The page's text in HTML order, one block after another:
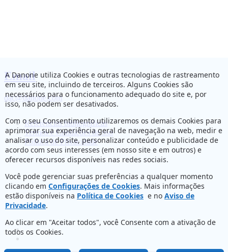
Email
dac@danone.com
Referências bibliográficas
Termos e Condições de uso
Política de Privacidade
A Danone utiliza Cookies e outras tecnologias de rastreamento
em seu site, incluindo de terceiros. Alguns Cookies são
necessários para o funcionamento adequado do site e, por
isso, não podem ser desativados.
Com o seu Consentimento utilizaremos os demais Cookies para
aprimorar sua experiência geral de navegação na web, medir e
analisar o uso do site, personalizar conteúdo e publicidade de
acordo com seus interesses (em nosso site e em outros) e
oferecer recursos disponíveis nas redes sociais.
Você pode gerenciar suas preferências a qualquer momento
clicando em Configurações de Cookies. Mais informações
estão disponíveis na Política de Cookies e no Aviso de
Privacidade.
Ao clicar em "Aceitar todos", você Consente com a ativação de
todos os Cookies.